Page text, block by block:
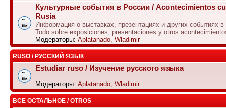
Культурные события в России / Acontecimientos
Rusia
Информация о выставках, презентациях и других событиях
Todo sobre exposiciones, presentaciones y otros
Модераторы: Aplatanado, Wladimir
RUSO / РУССКИЙ ЯЗЫК
Estudiar ruso / Изучение русского языка
Модераторы: Aplatanado, Wladimir
ВСЕ ОСТАЛЬНОЕ / OTROS